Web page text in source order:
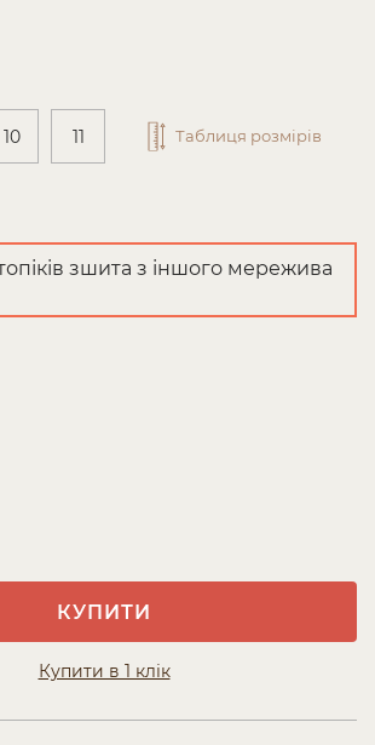
10 11 Таблиця розмірів
зшита з іншого мережива
КУПИТИ
Купити в 1 клік